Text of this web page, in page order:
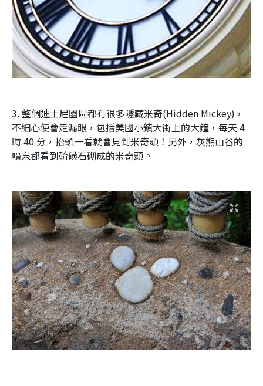
3. 整個迪士尼園區都有很多隱藏米奇(Hidden Mickey)，
不細心便會走漏眼，包括美國小鎮大街上的大鐘，每天 4
時 40 分，抬頭一看就會見到米奇頭！另外，灰熊山谷的
噴泉都看到硫磺石砌成的米奇頭。